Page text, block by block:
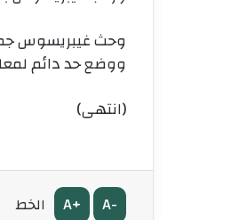
وحث غيبريسوس
ووضع حد دائم
(انتهى)
الخط A+ A-